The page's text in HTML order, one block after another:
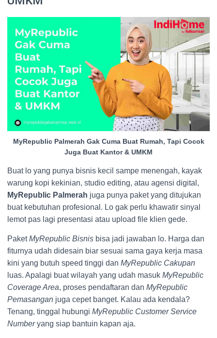
MyRepublic Palmerah Gak Cuma Buat Rumah, Tapi Cocok
Juga Buat Kantor & UMKM
Buat lo yang punya bisnis kecil sampe menengah, kayak
warung kopi kekinian, studio editing, atau agensi digital,
MyRepublic Palmerah juga punya paket yang ditujukan
buat kebutuhan profesional. Lo gak perlu khawatir sinyal
lemot pas lagi presentasi atau upload file klien gede.
PaketMyRepublic Bisnis bisa jadi jawaban lo. Harga dan
fiturnya udah didesain biar sesuai sama gaya kerja masa
kini yang butuh speed tinggi dan MyRepublic Cakupan
luas. Apalagi buat wilayah yang udah masuk MyRepublic
Coverage Area, proses pendaftaran dan MyRepublic
Pemasangan juga cepet banget. Kalau ada kendala?
Tenang, tinggal hubungi MyRepublic Customer Service
Numberyang siap bantuin kapan aja.